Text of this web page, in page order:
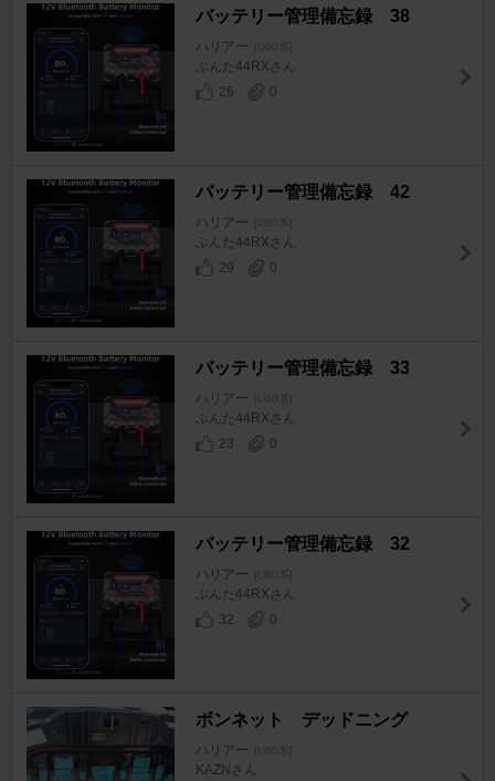
バッテリー管理備忘録 38
ハリアー [U60系]
ぶんた44RXさん
26
0
バッテリー管理備忘録 42
ハリアー [U60系]
ぶんた44RXさん
29
0
バッテリー管理備忘録 33
ハリアー [U60系]
ぶんた44RXさん
23
0
バッテリー管理備忘録 32
ハリアー [U60系]
ぶんた44RXさん
32
0
ボンネット デッドニング
ハリアー [U60系]
KAZNさん